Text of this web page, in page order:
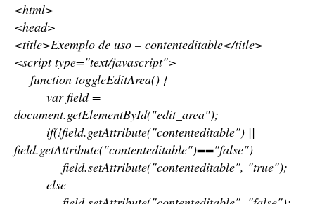
<html>
<head>
<title>Exemplo de uso – contenteditable</title>
<script type="text/javascript">
function toggleEditArea() {
var field =
document.getElementById("edit_area");
if(!field.getAttribute("contenteditable") ||
field.getAttribute("contenteditable")=="false")
field.setAttribute("contenteditable", "true");
else